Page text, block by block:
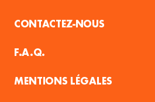
CONTACTEZ-NOUS
F.A.Q.
MENTIONS LÉGALES